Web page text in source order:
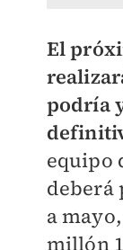
El
podría
equipo
deberá
a
millón